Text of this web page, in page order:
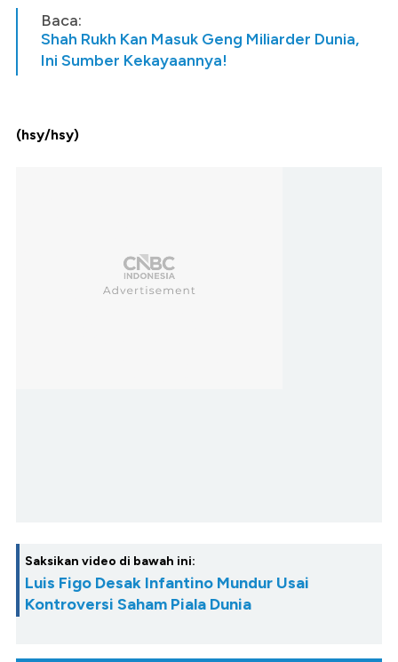
Baca:
Shah Rukh Kan Masuk Geng Miliarder Dunia,
Ini Sumber Kekayaannya!
(hsy/hsy)
Saksikan video di bawah ini:
Luis Figo Desak Infantino Mundur Usai
Kontroversi Saham Piala Dunia